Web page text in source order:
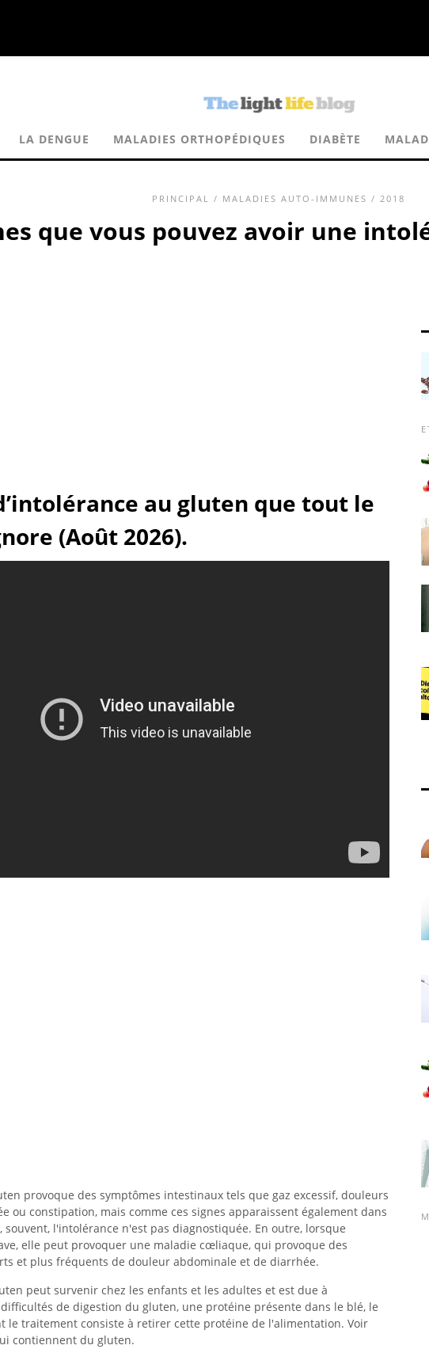
LA DENGUE MALADIES ORTHOPÉDIQUES DIABÈTE
PRINCIPAL / MALADIES AUTO-IMMUNES / 2018
que vous pouvez avoir une
au gluten que tout le
(Août 2026).
provoque des symptômes intestinaux tels que gaz excessif, douleurs
ou constipation, mais comme ces signes apparaissent également dans
souvent, l'intolérance n'est pas diagnostiquée. En outre, lorsque
elle peut provoquer une maladie cœliaque, qui provoque des
et plus fréquents de douleur abdominale et de diarrhée.
peut survenir chez les enfants et les adultes et est due à
de digestion du gluten, une protéine présente dans le blé, le
le traitement consiste à retirer cette protéine de l'alimentation. Voir
contiennent du gluten.